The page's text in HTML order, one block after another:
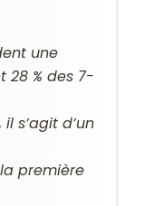
une
28 % des 7-
il s’agit d’un
première